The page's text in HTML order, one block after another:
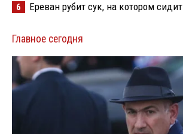
6 Ереван рубит сук, на котором сидит
Главное сегодня